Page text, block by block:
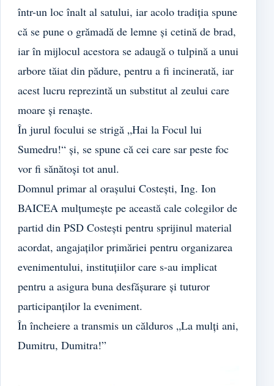
într-un loc înalt al satului, iar acolo tradiția spune
că se pune o grămadă de lemne și cetină de brad,
iar în mijlocul acestora se adaugă o tulpină a unui
arbore tăiat din pădure, pentru a fi incinerată, iar
acest lucru reprezintă un substitut al zeului care
moare și renaște.
În jurul focului se strigă „Hai la Focul lui
Sumedru!“ și, se spune că cei care sar peste foc
vor fi sănătoși tot anul.
Domnul primar al orașului Costești, Ing. Ion
BAICEA mulțumește pe această cale colegilor de
partid din PSD Costești pentru sprijinul material
acordat, angajaților primăriei pentru organizarea
evenimentului, instituțiilor care s-au implicat
pentru a asigura buna desfășurare și tuturor
participanților la eveniment.
În încheiere a transmis un călduros „La mulți ani,
Dumitru, Dumitra!”